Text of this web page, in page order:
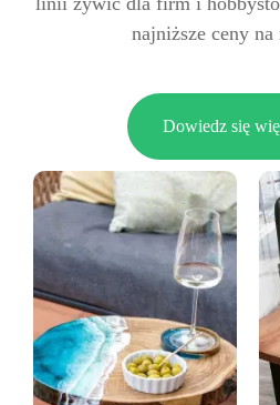
najniższe ceny na
Dowiedz się